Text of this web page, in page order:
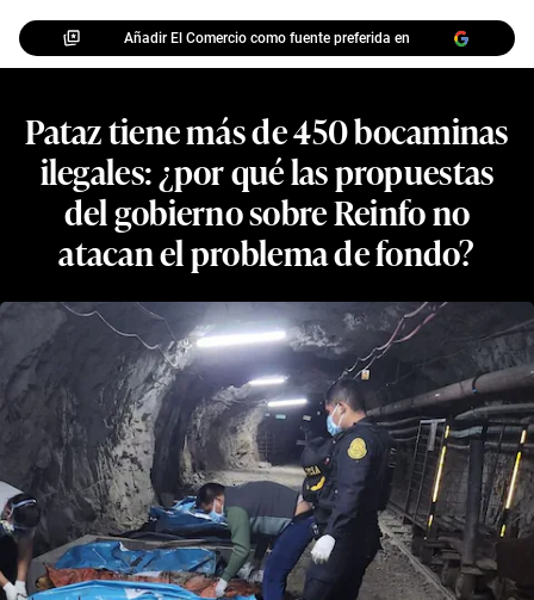
Añadir El Comercio como fuente preferida en
Pataz tiene más de 450 bocaminas
ilegales: ¿por qué las propuestas
del gobierno sobre Reinfo no
atacan el problema de fondo?